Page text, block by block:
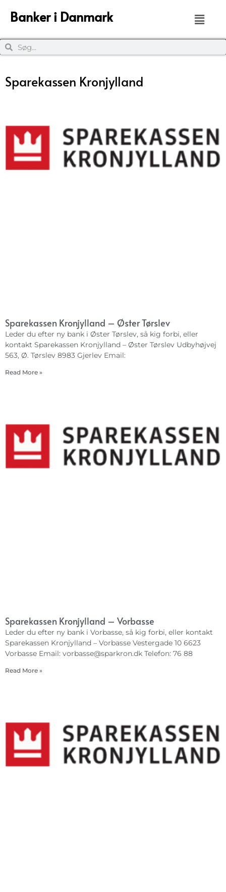
Banker i Danmark
Sparekassen Kronjylland
Sparekassen Kronjylland – Øster Tørslev
Leder du efter ny bank i Øster Tørslev, så kig forbi, eller
kontakt Sparekassen Kronjylland – Øster Tørslev Udbyhøjvej
563, Ø. Tørslev 8983 Gjerlev Email:
Read More »
Sparekassen Kronjylland – Vorbasse
Leder du efter ny bank i Vorbasse, så kig forbi, eller kontakt
Sparekassen Kronjylland – Vorbasse Vestergade 10 6623
Vorbasse Email: vorbasse@sparkron.dk Telefon: 76 88
Read More »